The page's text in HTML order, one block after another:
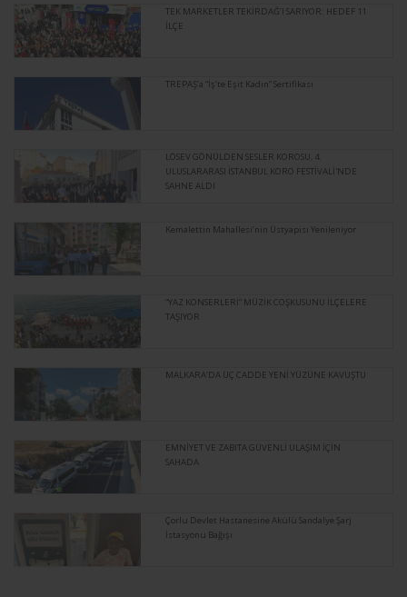
TEK MARKETLER TEKİRDAĞ’I SARIYOR: HEDEF 11
İLÇE
TREPAŞ’a “İş’te Eşit Kadın” Sertifikası
LÖSEV GÖNÜLDEN SESLER KOROSU, 4.
ULUSLARARASI İSTANBUL KORO FESTİVALİ'NDE
SAHNE ALDI
Kemalettin Mahallesi’nin Üstyapısı Yenileniyor
“YAZ KONSERLERİ” MÜZİK COŞKUSUNU İLÇELERE
TAŞIYOR
MALKARA’DA ÜÇ CADDE YENİ YÜZÜNE KAVUŞTU
EMNİYET VE ZABITA GÜVENLİ ULAŞIM İÇİN
SAHADA
Çorlu Devlet Hastanesine Akülü Sandalye Şarj
İstasyonu Bağışı